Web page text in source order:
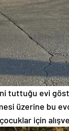
tuttuğu evi
üzerine bu
için